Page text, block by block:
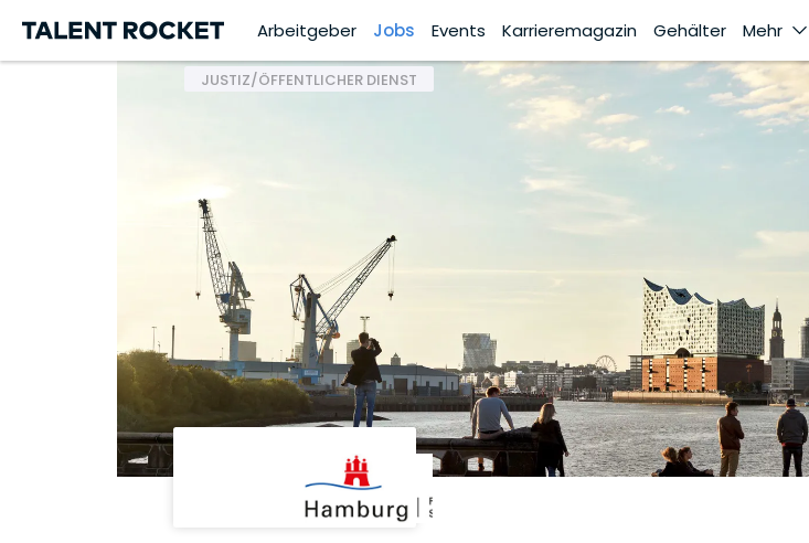
Arbeitgeber Jobs Events Karrieremagazin Gehälter Mehr
JUSTIZ/ÖFFENTLICHER DIENST